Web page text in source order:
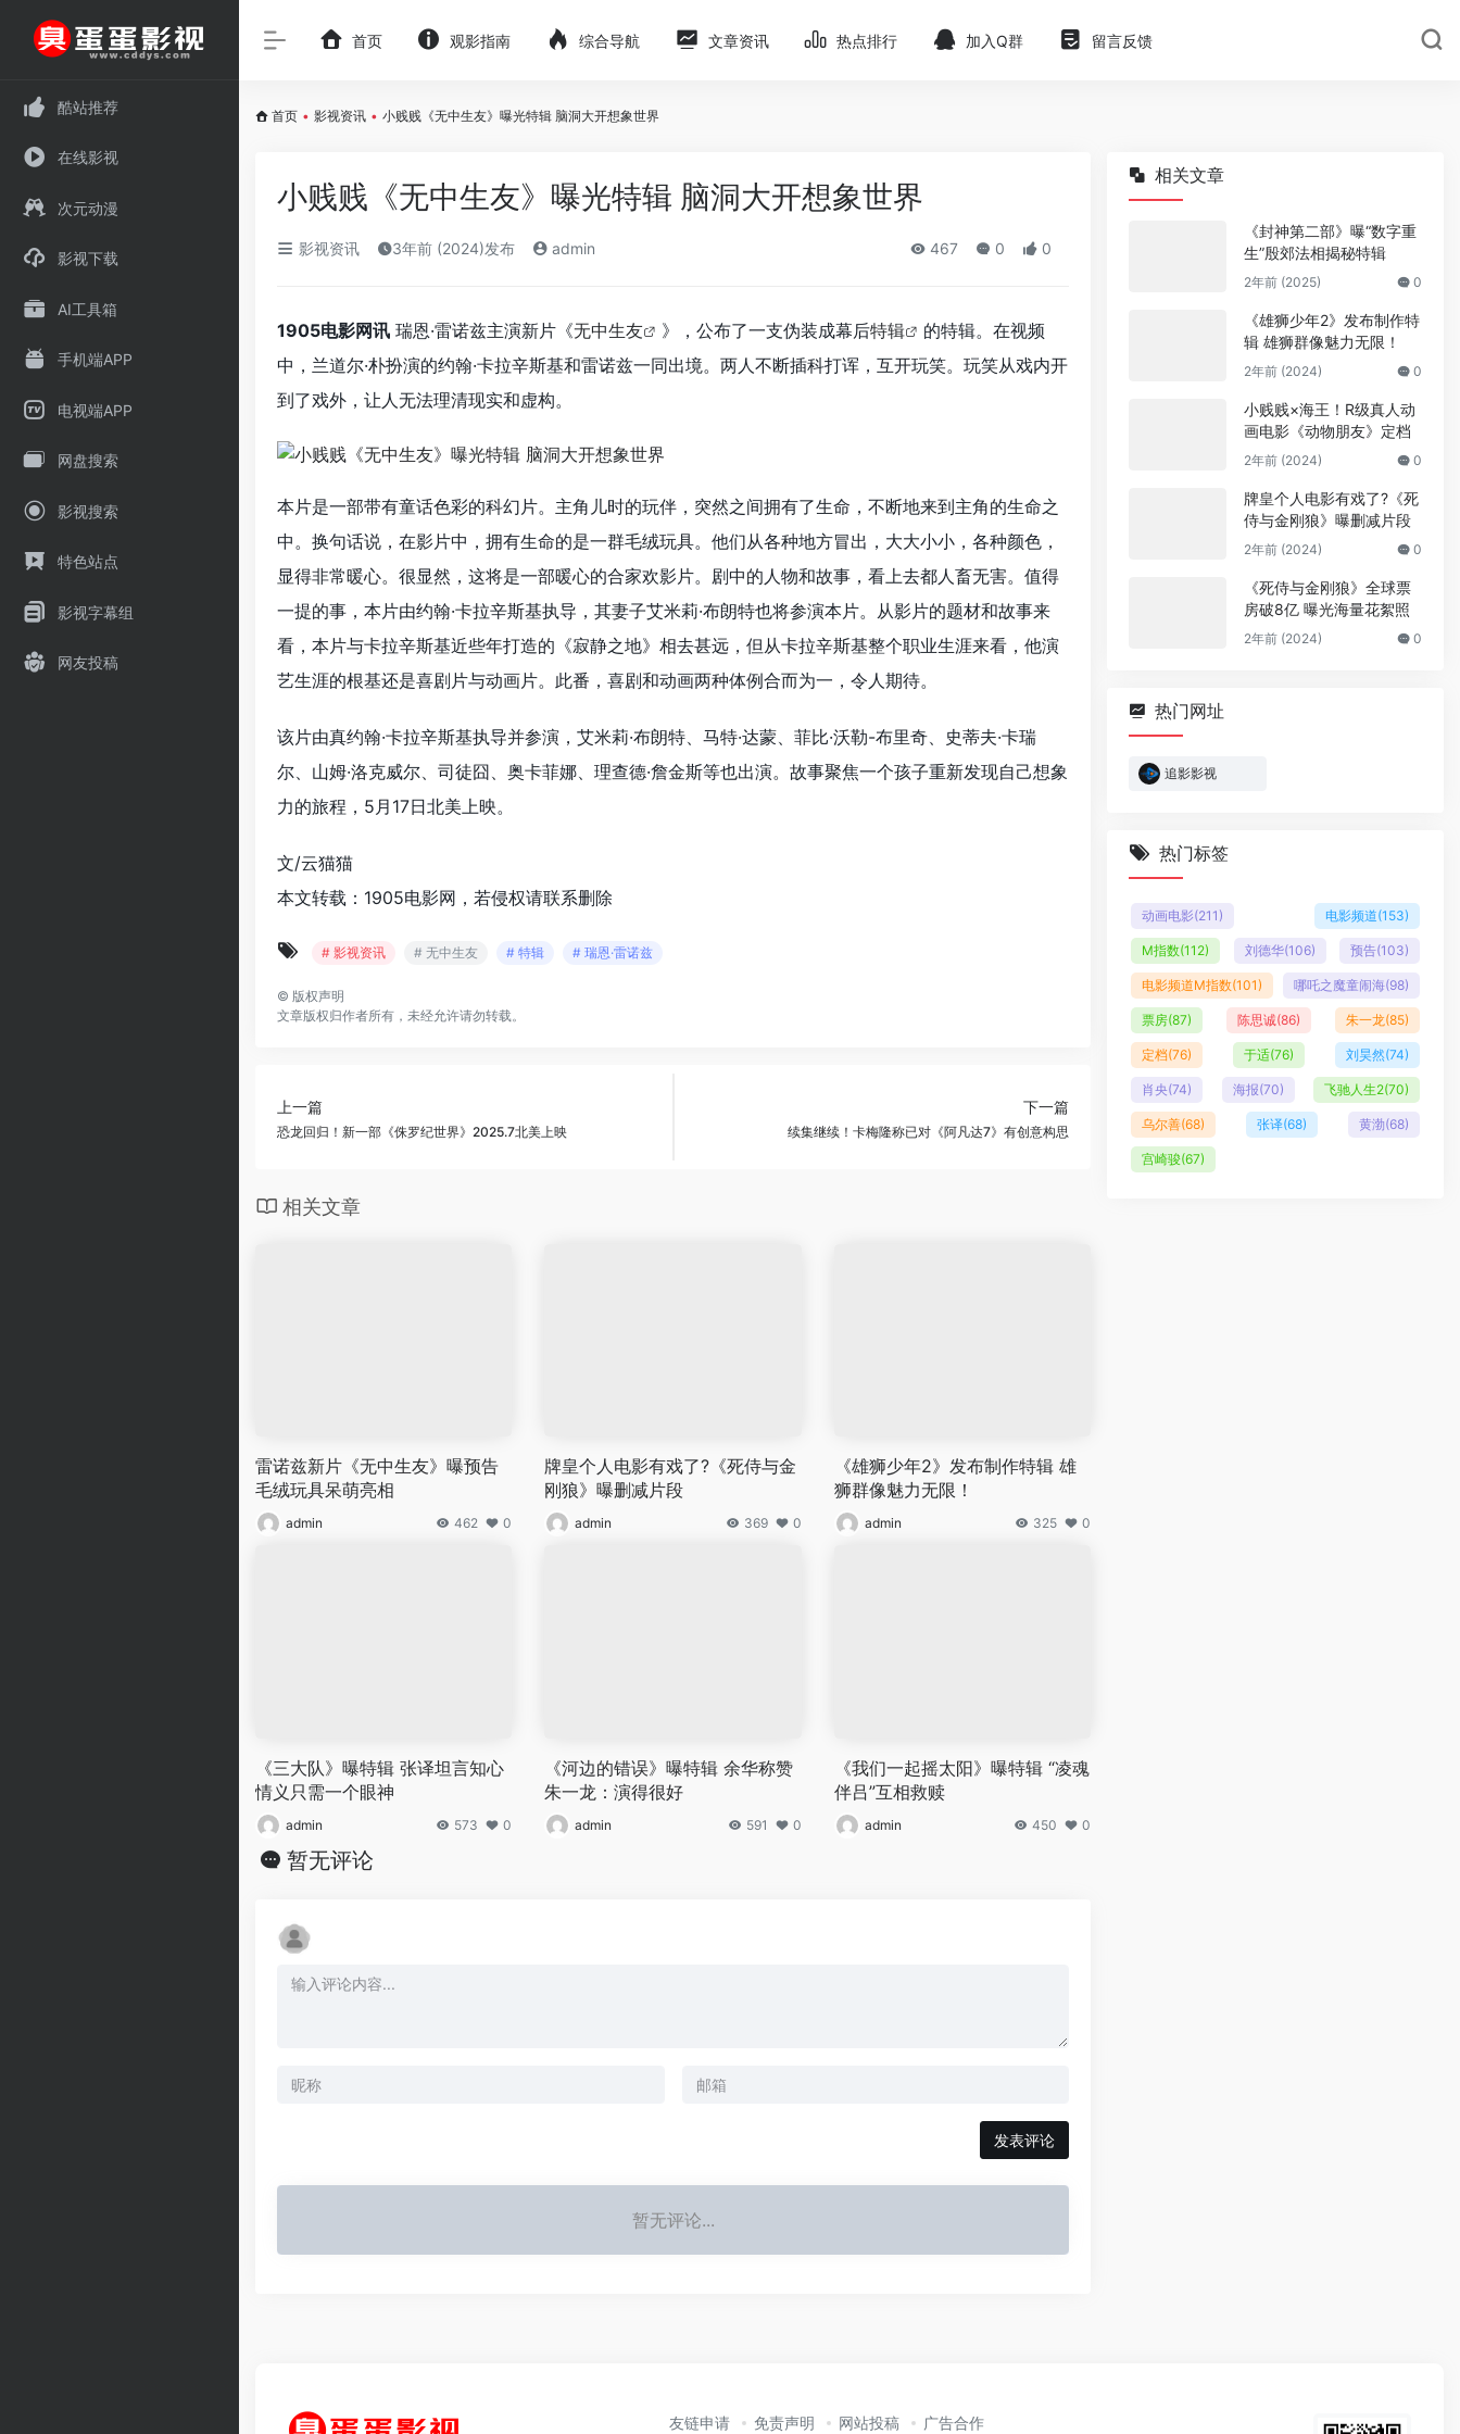
酷站推荐
在线影视
次元动漫
影视下载
AI工具箱
手机端APP
电视端APP
网盘搜索
影视搜索
特色站点
影视字幕组
网友投稿
首页 观影指南 综合导航 文章资讯 热点排行 加入Q群 留言反馈
首页 • 影视资讯 • 小贱贱《无中生友》曝光特辑 脑洞大开想象世界
小贱贱《无中生友》曝光特辑 脑洞大开想象世界
影视资讯 3年前 (2024)发布 admin 467 0 0
1905电影网讯 瑞恩·雷诺兹主演新片《无中生友 》，公布了一支伪装成幕后特辑
的特辑。在视频
中，兰道尔·朴扮演的约翰·卡拉辛斯基和雷诺兹一同出境。两人不断插科打诨，互开玩笑。玩笑从戏内开
到了戏外，让人无法理清现实和虚构。
本片是一部带有童话色彩的科幻片。主角儿时的玩伴，突然之间拥有了生命，不断地来到主角的生命之
中。换句话说，在影片中，拥有生命的是一群毛绒玩具。他们从各种地方冒出，大大小小，各种颜色，
显得非常暖心。很显然，这将是一部暖心的合家欢影片。剧中的人物和故事，看上去都人畜无害。值得
一提的事，本片由约翰·卡拉辛斯基执导，其妻子艾米莉·布朗特也将参演本片。从影片的题材和故事来
看，本片与卡拉辛斯基近些年打造的《寂静之地》相去甚远，但从卡拉辛斯基整个职业生涯来看，他演
艺生涯的根基还是喜剧片与动画片。此番，喜剧和动画两种体例合而为一，令人期待。
该片由真约翰·卡拉辛斯基执导并参演，艾米莉·布朗特、马特·达蒙、菲比·沃勒-布里奇、史蒂夫·卡瑞
尔、山姆·洛克威尔、司徒囧、奥卡菲娜、理查德·詹金斯等也出演。故事聚焦一个孩子重新发现自己想象
力的旅程，5月17日北美上映。
文/云猫猫
本文转载：1905电影网，若侵权请联系删除
# 影视资讯 # 无中生友 # 特辑 # 瑞恩·雷诺兹
© 版权声明
文章版权归作者所有，未经允许请勿转载。
上一篇
恐龙回归！新一部《侏罗纪世界》2025.7北美上映
下一篇
续集继续！卡梅隆称已对《阿凡达7》有创意构思
相关文章
雷诺兹新片《无中生友》曝预告
毛绒玩具呆萌亮相
admin 462 0
牌皇个人电影有戏了?《死侍与金
刚狼》曝删减片段
admin 369 0
《雄狮少年2》发布制作特辑 雄
狮群像魅力无限！
admin 325 0
《三大队》曝特辑 张译坦言知心
情义只需一个眼神
admin 573 0
《河边的错误》曝特辑 余华称赞
朱一龙：演得很好
admin 591 0
《我们一起摇太阳》曝特辑 “凌魂
伴吕”互相救赎
admin 450 0
暂无评论
发表评论
暂无评论...
相关文章
《封神第二部》曝“数字重
生”殷郊法相揭秘特辑
2年前 (2025) 0
《雄狮少年2》发布制作特
辑 雄狮群像魅力无限！
2年前 (2024) 0
小贱贱×海王！R级真人动
画电影《动物朋友》定档
2年前 (2024) 0
牌皇个人电影有戏了?《死
侍与金刚狼》曝删减片段
2年前 (2024) 0
《死侍与金刚狼》全球票
房破8亿 曝光海量花絮照
2年前 (2024) 0
热门网址
追影影视
热门标签
动画电影(211) 电影频道(153)
M指数(112) 刘德华(106) 预告(103)
电影频道M指数(101) 哪吒之魔童闹海(98)
票房(87) 陈思诚(86) 朱一龙(85)
定档(76) 于适(76) 刘昊然(74)
肖央(74) 海报(70) 飞驰人生2(70)
乌尔善(68) 张译(68) 黄渤(68)
宫崎骏(67)
友链申请 免责声明 网站投稿 广告合作